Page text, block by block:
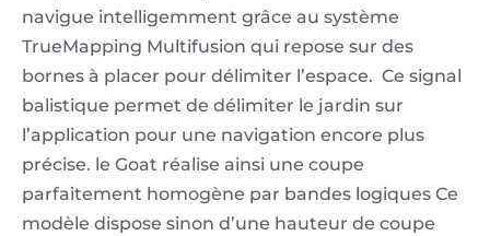
navigue intelligemment grâce au système
TrueMapping Multifusion qui repose sur des
bornes à placer pour délimiter l’espace. Ce signal
balistique permet de délimiter le jardin sur
l’application pour une navigation encore plus
précise. le Goat réalise ainsi une coupe
parfaitement homogène par bandes logiques Ce
modèle dispose sinon d’une hauteur de coupe